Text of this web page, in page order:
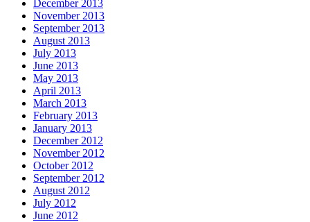
December 2013
November 2013
September 2013
August 2013
July 2013
June 2013
May 2013
April 2013
March 2013
February 2013
January 2013
December 2012
November 2012
October 2012
September 2012
August 2012
July 2012
June 2012